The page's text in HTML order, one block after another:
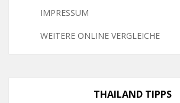
IMPRESSUM
WEITERE ONLINE VERGLEICHE
THAILAND TIPPS